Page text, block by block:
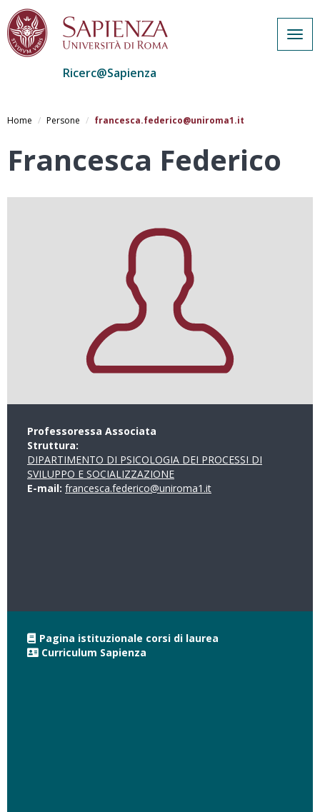
al
Ricerc@Sapienza
Home Persone francesca.federico@uniroma1.it
Francesca Federico
Professoressa Associata
Struttura:
DIPARTIMENTO DI PSICOLOGIA DEI PROCESSI DI
SVILUPPO E SOCIALIZZAZIONE
E-mail: francesca.federico@uniroma1.it
Pagina istituzionale corsi di laurea
Curriculum Sapienza